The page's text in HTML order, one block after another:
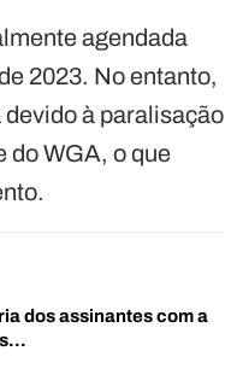
agendada
2023. No entanto,
à paralisação
do WGA, o que
dos assinantes com a